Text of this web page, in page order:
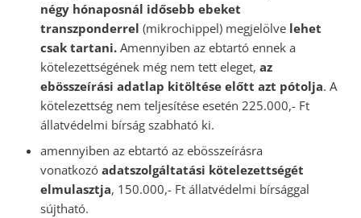
négy hónaposnál idősebb ebeket
transzponderrel (mikrochippel) megjelölve lehet
csak tartani. Amennyiben az ebtartó ennek a
kötelezettségének még nem tett eleget, az
ebösszeírási adatlap kitöltése előtt azt pótolja. A
kötelezettség nem teljesítése esetén 225.000,- Ft
állatvédelmi bírság szabható ki.
amennyiben az ebtartó az ebösszeírásra
vonatkozó adatszolgáltatási kötelezettségét
elmulasztja, 150.000,- Ft állatvédelmi bírsággal
sújtható.